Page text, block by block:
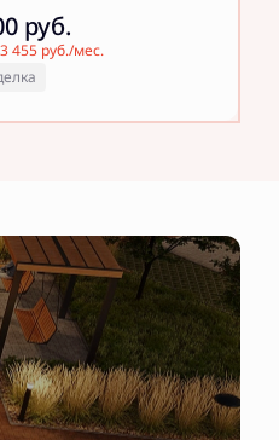
руб.
455 руб./мес.